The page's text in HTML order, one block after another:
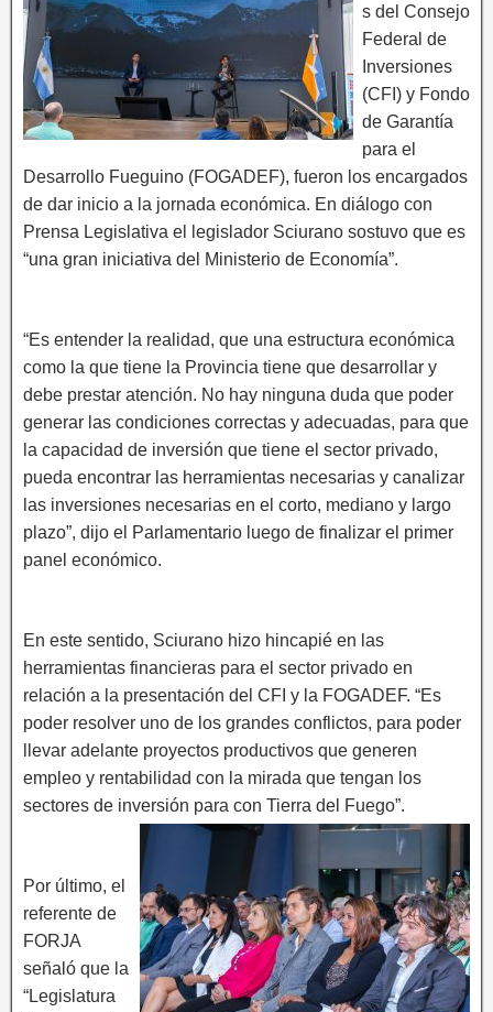
s del Consejo
Federal de
Inversiones
(CFI) y Fondo
de Garantía
para el
Desarrollo Fueguino (FOGADEF), fueron los encargados
de dar inicio a la jornada económica. En diálogo con
Prensa Legislativa el legislador Sciurano sostuvo que es
“una gran iniciativa del Ministerio de Economía”.
“Es entender la realidad, que una estructura económica
como la que tiene la Provincia tiene que desarrollar y
debe prestar atención. No hay ninguna duda que poder
generar las condiciones correctas y adecuadas, para que
la capacidad de inversión que tiene el sector privado,
pueda encontrar las herramientas necesarias y canalizar
las inversiones necesarias en el corto, mediano y largo
plazo”, dijo el Parlamentario luego de finalizar el primer
panel económico.
En este sentido, Sciurano hizo hincapié en las
herramientas financieras para el sector privado en
relación a la presentación del CFI y la FOGADEF. “Es
poder resolver uno de los grandes conflictos, para poder
llevar adelante proyectos productivos que generen
empleo y rentabilidad con la mirada que tengan los
sectores de inversión para con Tierra del Fuego”.
Por último, el
referente de
FORJA
señaló que la
“Legislatura